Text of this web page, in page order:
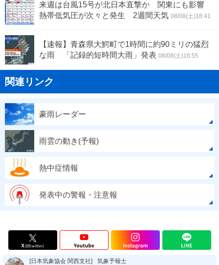
来週は台風15号が北日本直撃か 関東にも影響
熱帯低気圧が次々と発生 2週間天気 08/08(土)18:41
【速報】青森県大鰐町で1時間に約90ミリの猛烈
な雨 「記録的短時間大雨」発表 08/08(土)16:55
関連リンク
豪雨レーダー
雨雲の動き(予報)
熱中症情報
発表中の警報・注意報
[日本気象協会 関西支社] 気象予報士